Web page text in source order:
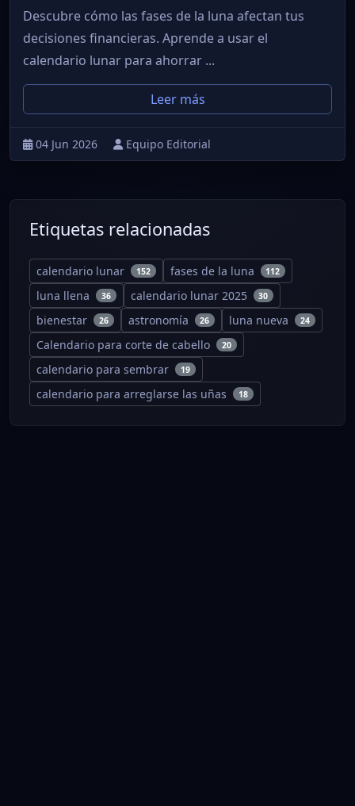
Descubre cómo las fases de la luna afectan tus
decisiones financieras. Aprende a usar el
calendario lunar para ahorrar ...
Leer más
04 Jun 2026 Equipo Editorial
Etiquetas relacionadas
calendario lunar 152 fases de la luna 112
luna llena 36 calendario lunar 2025 30
bienestar 26 astronomía 26 luna nueva 24
Calendario para corte de cabello 20
calendario para sembrar 19
calendario para arreglarse las uñas 18